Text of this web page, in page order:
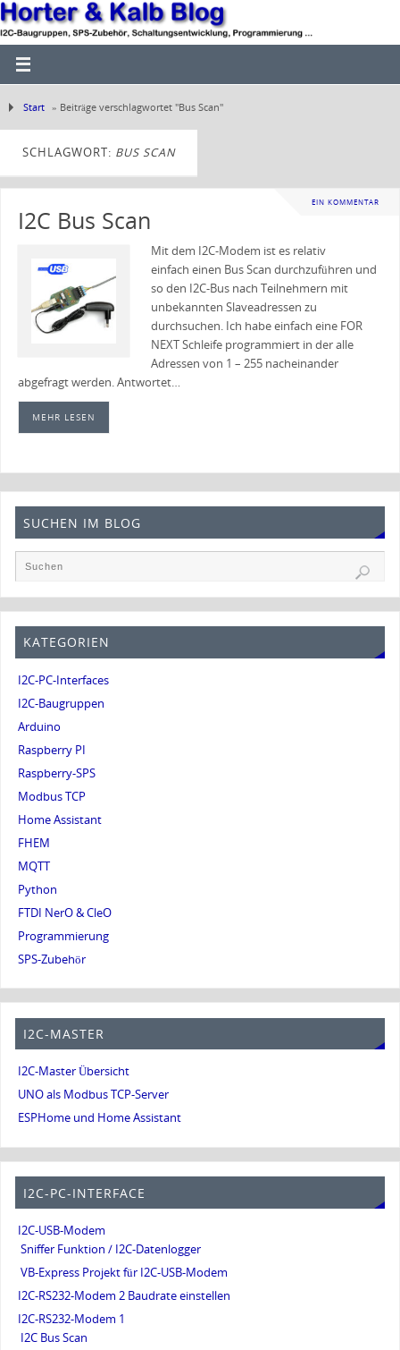
Start » Beiträge verschlagwortet "Bus Scan"
SCHLAGWORT: BUS SCAN
EIN KOMMENTAR
I2C Bus Scan
Mit dem I2C-Modem ist es relativ
einfach einen Bus Scan durchzuführen und
so den I2C-Bus nach Teilnehmern mit
unbekannten Slaveadressen zu
durchsuchen. Ich habe einfach eine FOR
NEXT Schleife programmiert in der alle
Adressen von 1 – 255 nacheinander
abgefragt werden. Antwortet…
MEHR LESEN
SUCHEN IM BLOG
KATEGORIEN
I2C-PC-Interfaces
I2C-Baugruppen
Arduino
Raspberry PI
Raspberry-SPS
Modbus TCP
Home Assistant
FHEM
MQTT
Python
FTDI NerO & CleO
Programmierung
SPS-Zubehör
I2C-MASTER
I2C-Master Übersicht
UNO als Modbus TCP-Server
ESPHome und Home Assistant
I2C-PC-INTERFACE
I2C-USB-Modem
Sniffer Funktion / I2C-Datenlogger
VB-Express Projekt für I2C-USB-Modem
I2C-RS232-Modem 2 Baudrate einstellen
I2C-RS232-Modem 1
I2C Bus Scan